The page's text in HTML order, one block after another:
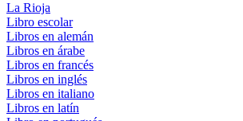
La Rioja
Libro escolar
Libros en alemán
Libros en árabe
Libros en francés
Libros en inglés
Libros en italiano
Libros en latín